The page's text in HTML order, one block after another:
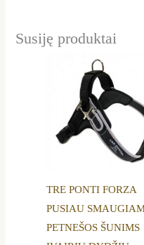
Susiję produktai
TRE PONTI FORZA
PUSIAU
PETNEŠOS ŠUNIMS